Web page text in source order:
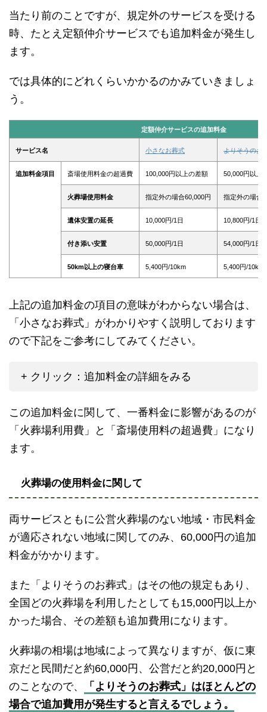
当たり前のことですが、規定外のサービスを受ける
時、たとえ定額仲介サービスでも追加料金が発生し
ます。
では具体的にどれくらいかかるのかみていきましょ
う。
定額仲介サービスの追加料金
サービス名 小さなお葬式 よりそうのお
追加料金項目 斎場使用料金の超過費 100,000円以上の差額 50,000円以上
火葬場使用料金 指定外の場合60,000円 指定外の場合
遺体安置の延長 10,000円/1日 10,800円/1日
付き添い安置 50,000円/1日 54,000円/1日
50km以上の寝台車 5,400円/10km 5,400円/10km
上記の追加料金の項目の意味がわからない場合は、
「小さなお葬式」がわかりやすく説明しております
ので下記をご参考にしてみてください。
+ クリック：追加料金の詳細をみる
この追加料金に関して、一番料金に影響があるのが
「火葬場利用費」と「斎場使用料の超過費」になり
ます。
火葬場の使用料金に関して
両サービスともに公営火葬場のない地域・市民料金
が適応されない地域に関してのみ、60,000円の追加
料金がかかります。
また「よりそうのお葬式」はその他の規定もあり、
全国どの火葬場を利用したとしても15,000円以上か
かった場合、その差額も追加費用になります。
火葬場の相場は地域によって異なりますが、仮に東
京だと民間だと約60,000円、公営だと約20,000円と
のことなので、
「よりそうのお葬式」はほとんどの
場合で追加費用が発生すると言えるでしょう。